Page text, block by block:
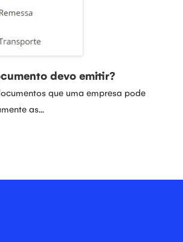
devo emitir?
que uma empresa pode
as...